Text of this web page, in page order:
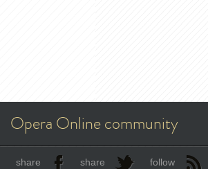
Opera Online community
share share follow